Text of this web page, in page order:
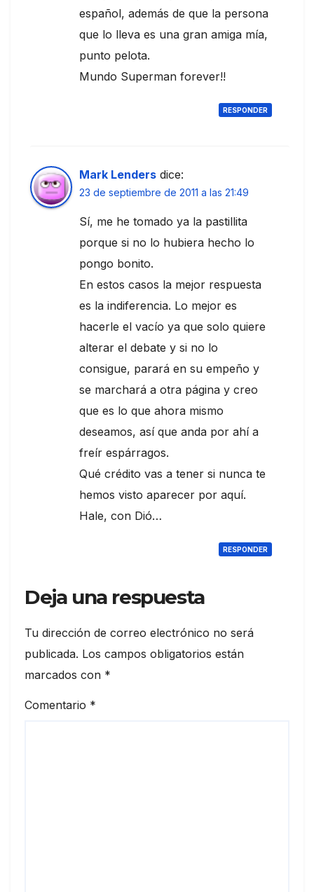
español, además de que la persona
que lo lleva es una gran amiga mía,
punto pelota.
Mundo Superman forever!!
RESPONDER
Mark Lenders dice:
23 de septiembre de 2011 a las 21:49
Sí, me he tomado ya la pastillita
porque si no lo hubiera hecho lo
pongo bonito.
En estos casos la mejor respuesta
es la indiferencia. Lo mejor es
hacerle el vacío ya que solo quiere
alterar el debate y si no lo
consigue, parará en su empeño y
se marchará a otra página y creo
que es lo que ahora mismo
deseamos, así que anda por ahí a
freír espárragos.
Qué crédito vas a tener si nunca te
hemos visto aparecer por aquí.
Hale, con Dió…
RESPONDER
Deja una respuesta
Tu dirección de correo electrónico no será
publicada. Los campos obligatorios están
marcados con *
Comentario *